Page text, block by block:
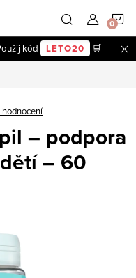
kód LETO20 🛒
– podpora
– 60